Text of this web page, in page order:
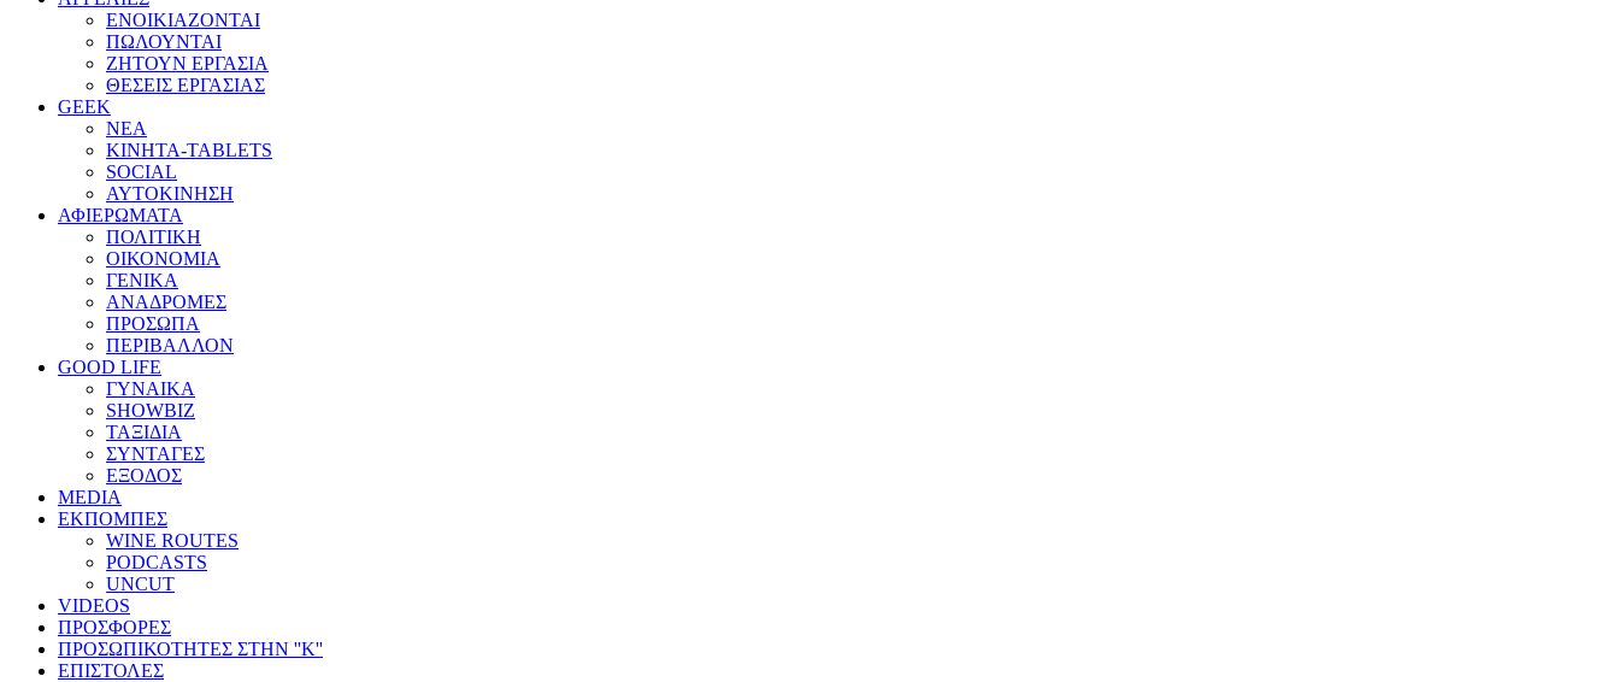
ΕΝΟΙΚΙΑΖΟΝΤΑΙ
ΠΩΛΟΥΝΤΑΙ
ΖΗΤΟΥΝ ΕΡΓΑΣΙΑ
ΘΕΣΕΙΣ ΕΡΓΑΣΙΑΣ
GEEK
ΝΕΑ
ΚΙΝΗΤΑ-TABLETS
SOCIAL
ΑΥΤΟΚΙΝΗΣΗ
ΑΦΙΕΡΩΜΑΤΑ
ΠΟΛΙΤΙΚΗ
ΟΙΚΟΝΟΜΙΑ
ΓΕΝΙΚΑ
ΑΝΑΔΡΟΜΕΣ
ΠΡΟΣΩΠΑ
ΠΕΡΙΒΑΛΛΟΝ
GOOD LIFE
ΓΥΝΑΙΚΑ
SHOWBIZ
ΤΑΞΙΔΙΑ
ΣΥΝΤΑΓΕΣ
ΕΞΟΔΟΣ
MEDIA
ΕΚΠΟΜΠΕΣ
WINE ROUTES
PODCASTS
UNCUT
VIDEOS
ΠΡΟΣΦΟΡΕΣ
ΠΡΟΣΩΠΙΚΟΤΗΤΕΣ ΣΤΗΝ ''Κ''
ΕΠΙΣΤΟΛΕΣ